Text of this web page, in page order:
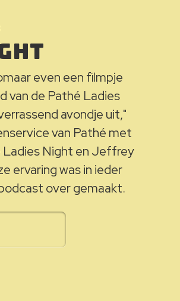
even een filmpje
van de Pathé Ladies
avondje uit,"
van Pathé met
Ladies Night en Jeffrey
ervaring was in ieder
over gemaakt.